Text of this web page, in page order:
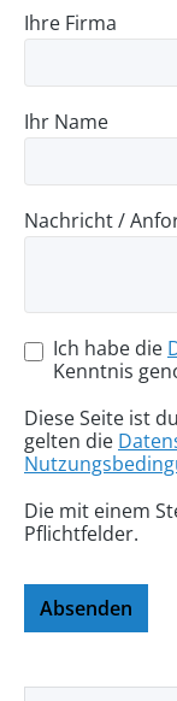
Ihre Firma
Ihr Name
Nachricht /
Ich habe die
Kenntnis
Diese Seite ist
gelten die
Die mit einem
Pflichtfelder.
Absenden